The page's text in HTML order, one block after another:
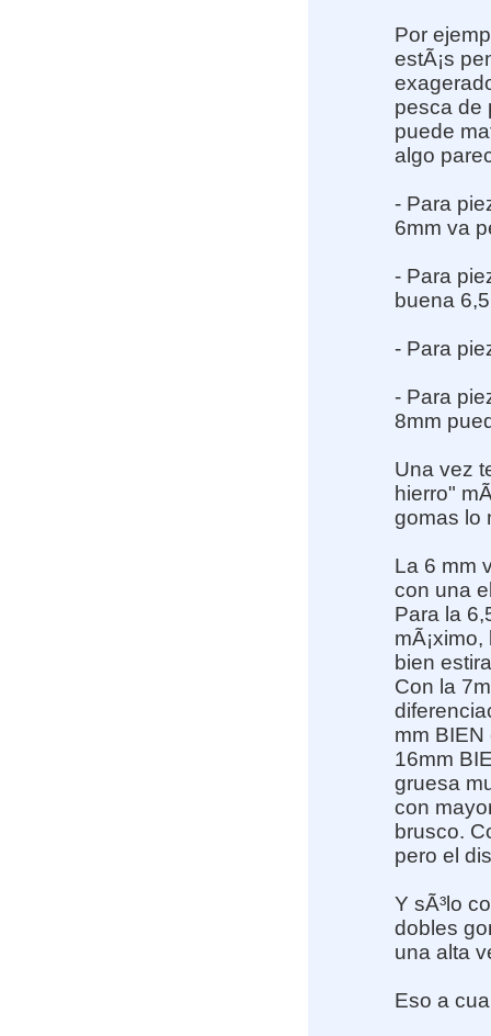
Por
estÃ¡s
pesca de
puede
algo
- Para
6mm va
- Para
buena
- Para
- Para
8mm
Una vez
hierro"
gomas lo
La 6 mm
con una
Para la
bien
Con la
mm
16mm
gruesa
con
brusco.
pero el
Y sÃ³lo
dobles
una alta
Eso a